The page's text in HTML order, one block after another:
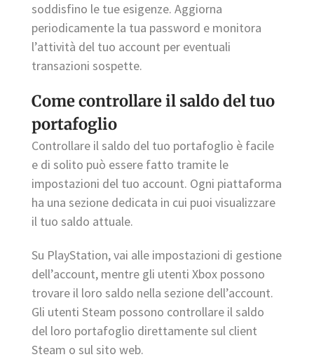
soddisfino le tue esigenze. Aggiorna
periodicamente la tua password e monitora
l’attività del tuo account per eventuali
transazioni sospette.
Come controllare il saldo del tuo
portafoglio
Controllare il saldo del tuo portafoglio è facile
e di solito può essere fatto tramite le
impostazioni del tuo account. Ogni piattaforma
ha una sezione dedicata in cui puoi visualizzare
il tuo saldo attuale.
Su PlayStation, vai alle impostazioni di gestione
dell’account, mentre gli utenti Xbox possono
trovare il loro saldo nella sezione dell’account.
Gli utenti Steam possono controllare il saldo
del loro portafoglio direttamente sul client
Steam o sul sito web.